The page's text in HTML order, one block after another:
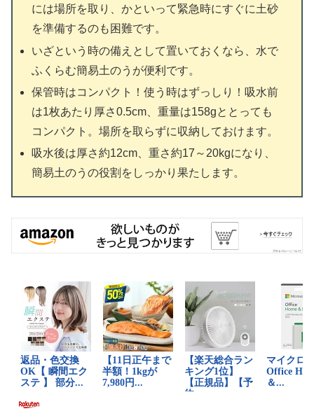
には場所を取り、かといって緊急時にすぐに土砂
を準備するのも困難です。
いざという時の備えとして置いておくなら、水で
ふくらむ簡易土のうが便利です。
保管時はコンパクト！使う時はずっしり！吸水前
は1枚あたり厚さ0.5cm、重量は158gととっても
コンパクト。場所を取らずに収納しておけます。
吸水後は厚さ約12cm、重さ約17～20kgになり、
簡易土のうの役割をしっかり果たします。